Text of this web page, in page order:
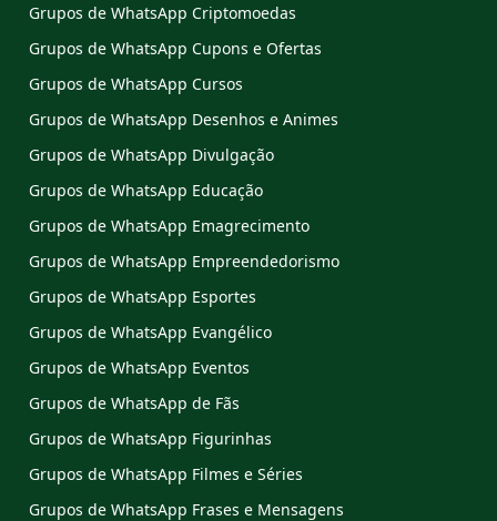
Grupos de WhatsApp Criptomoedas
Grupos de WhatsApp Cupons e Ofertas
Grupos de WhatsApp Cursos
Grupos de WhatsApp Desenhos e Animes
Grupos de WhatsApp Divulgação
Grupos de WhatsApp Educação
Grupos de WhatsApp Emagrecimento
Grupos de WhatsApp Empreendedorismo
Grupos de WhatsApp Esportes
Grupos de WhatsApp Evangélico
Grupos de WhatsApp Eventos
Grupos de WhatsApp de Fãs
Grupos de WhatsApp Figurinhas
Grupos de WhatsApp Filmes e Séries
Grupos de WhatsApp Frases e Mensagens